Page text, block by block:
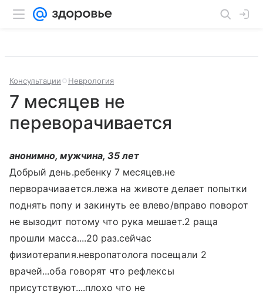
Консультации Неврология
7 месяцев не
переворачивается
анонимно, мужчина, 35 лет
Добрый день.ребенку 7 месяцев.не
перворачиаается.лежа на животе делает попытки
поднять попу и закинуть ее влево/вправо поворот
не вызодит потому что рука мешает.2 раща
прошли масса....20 раз.сейчас
физиотерапия.невропатолога посещали 2
врачей...оба говорят что рефлексы
присутствуют....плохо что не